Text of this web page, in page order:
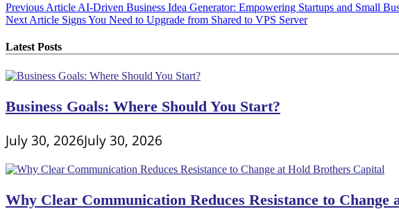
Post
navigation
Previous Article AI-Driven Business Idea Generator: Empowering Startups and Small
Next Article Signs You Need to Upgrade from Shared to VPS Server
Latest Posts
Business Goals: Where Should You Start?
July 30, 2026July 30, 2026
Why Clear Communication Reduces Resistance to